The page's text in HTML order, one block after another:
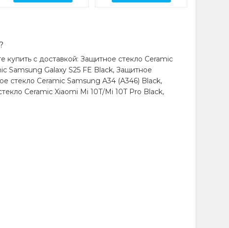
с доставкой: Защитное стекло Ceramic
Samsung Galaxy S25 FE Black, Защитное
стекло Ceramic Samsung A34 (A346) Black,
Ceramic Xiaomi Mi 10T/Mi 10T Pro Black,